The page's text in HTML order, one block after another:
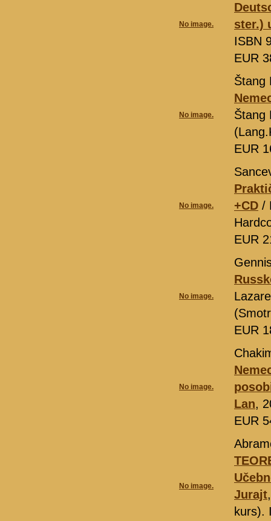
No image.
ster.)
ISBN
EUR
No image.
Štang
Štang
EUR
No image.
+CD /
EUR
No image.
EUR
No image.
Lan,
EUR
No image.
Jurajt
kurs).